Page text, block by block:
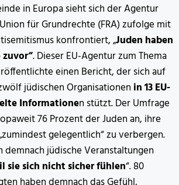
in Europa sieht sich der Agentur
für Grundrechte (FRA) zufolge mit
konfrontiert, „Juden haben
. Dieser EU-Agentur zum Thema
einen Bericht, der sich auf
jüdischen Organisationen in 13 EU-
Informationen stützt. Der Umfrage
76 Prozent der Juden an, ihre
gelegentlich“ zu verbergen.
demnach jüdische Veranstaltungen
sie sich nicht sicher fühlen“. 80